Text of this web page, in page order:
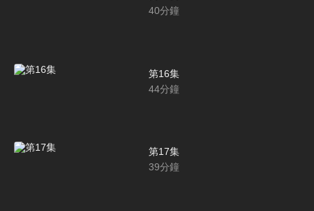
40分鐘
第16集
44分鐘
第17集
39分鐘